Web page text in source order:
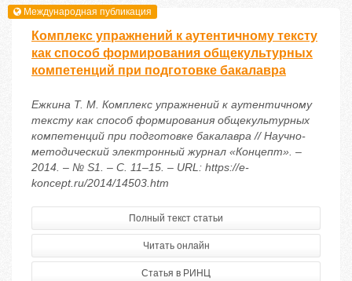
Международная публикация
Комплекс упражнений к аутентичному тексту
как способ формирования общекультурных
компетенций при подготовке бакалавра
Ежкина Т. М. Комплекс упражнений к аутентичному
тексту как способ формирования общекультурных
компетенций при подготовке бакалавра // Научно-
методический электронный журнал «Концепт». –
2014. – № S1. – С. 11–15. – URL: https://e-
koncept.ru/2014/14503.htm
Полный текст статьи
Читать онлайн
Статья в РИНЦ